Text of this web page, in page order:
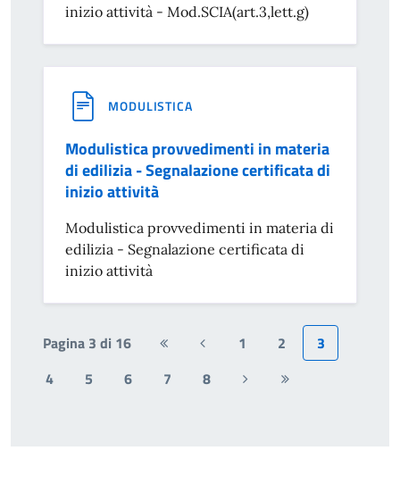
inizio attività - Mod.SCIA(art.3,lett.g)
MODULISTICA
Modulistica provvedimenti in materia
di edilizia - Segnalazione certificata di
inizio attività
Modulistica provvedimenti in materia di
edilizia - Segnalazione certificata di
inizio attività
Pagina 3 di 16
Prima
pagina
Pagina
precedente
1 2
3
4
5 6 7 8
PaginaUltima